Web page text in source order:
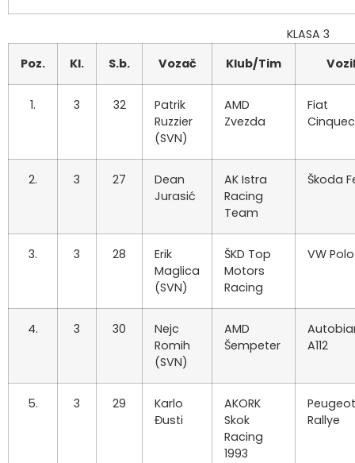
KLASA 3
Poz.
Kl. S.b. Vozač Klub/Tim
1. 3 32
Patrik
Ruzzier
(SVN)
AMD
Zvezda
Fiat
2. 3 27
Dean
Jurasić
AK Istra
Racing
Team
Škoda
3. 3 28
Erik
Maglica
(SVN)
ŠKD Top
Motors
Racing
VW Polo
4. 3 30
Nejc
Romih
(SVN)
AMD
Šempeter
A112
5. 3 29
Karlo
Đusti
AKORK
Skok
Racing
1993
Rallye